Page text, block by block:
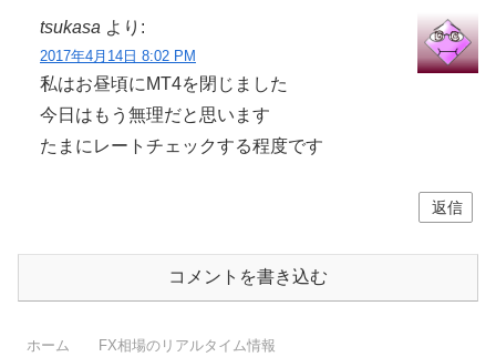
tsukasa より:
2017年4月14日 8:02 PM
私はお昼頃にMT4を閉じました
今日はもう無理だと思います
たまにレートチェックする程度です
返信
コメントを書き込む
ホーム FX相場のリアルタイム情報